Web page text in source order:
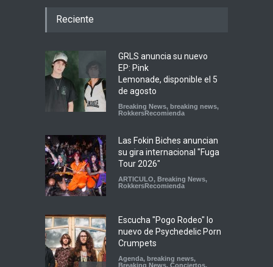
Reciente
GRLS anuncia su nuevo
EP: Pink
Lemonade, disponible el 5
de agosto
Breaking News, breaking news,
RokkersRecomienda
Las Fokin Biches anuncian
su gira internacional "Fuga
Tour 2026"
ARTICULO, Breaking News,
RokkersRecomienda
Escucha "Pogo Rodeo" lo
nuevo de Psychedelic Porn
Crumpets
Agenda, breaking news,
Breaking News, Conciertos,